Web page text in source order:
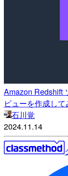
Amazon Redshift
ビューを作成して
石川覚
2024.11.14